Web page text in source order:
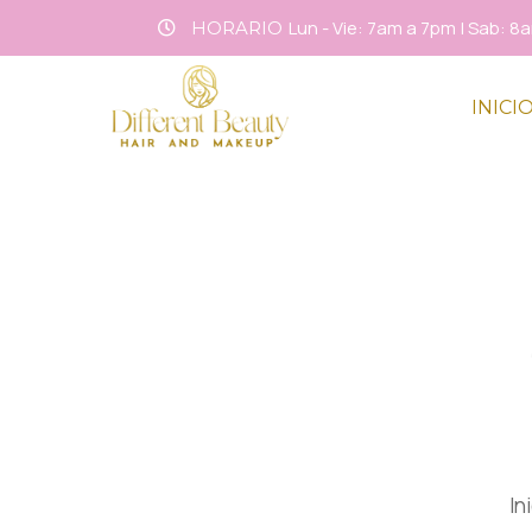
HORARIO Lun - Vie: 7am a 7pm | Sab:
INICIO